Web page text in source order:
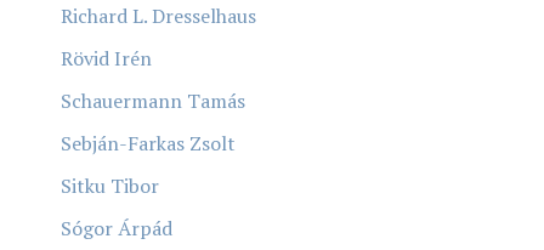
Richard L. Dresselhaus
Rövid Irén
Schauermann Tamás
Sebján-Farkas Zsolt
Sitku Tibor
Sógor Árpád